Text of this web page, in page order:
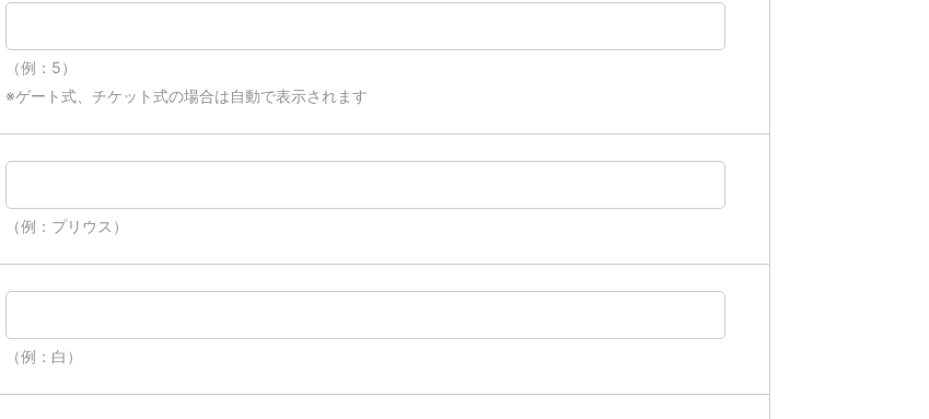
（例：5）
※ゲート式、チケット式の場合は自動で表示されます
（例：プリウス）
（例：白）